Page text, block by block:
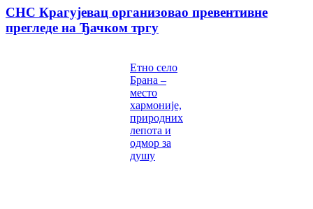
СНС Крагујевац организовао превентивне
прегледе на Ђачком тргу
Етно село
Брана –
место
хармоније,
природних
лепота и
одмор за
душу